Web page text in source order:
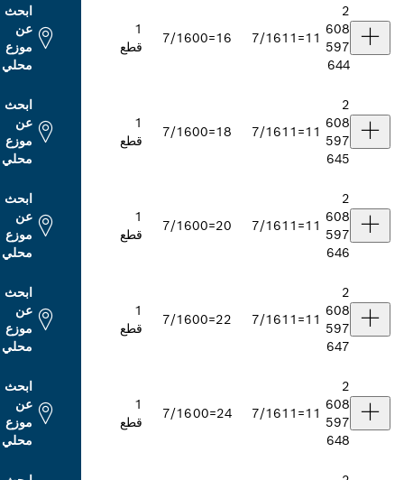
7/16
16=00
7/16
قطع
عن
موزع
7/16
18=00
7/16
قطع
عن
موزع
7/16
20=00
7/16
قطع
عن
موزع
7/16
22=00
7/16
قطع
عن
موزع
7/16
24=00
7/16
قطع
عن
موزع